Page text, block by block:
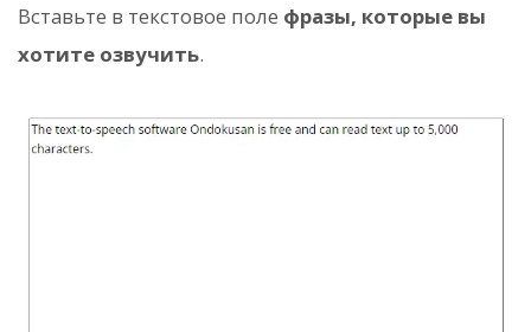
Вставьте в текстовое поле фразы, которые вы
хотите озвучить.